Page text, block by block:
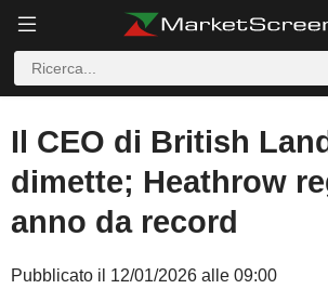
Il CEO di British
dimette; Heathrow
anno da record
Pubblicato il 12/01/2026 alle 09:00